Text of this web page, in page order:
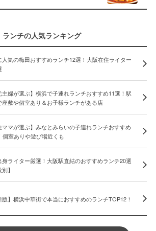
ランチの人気ランキング
人気の梅田おすすめランチ12選！大阪在住ライター
主婦が選ぶ】横浜で子連れランチおすすめ11選！駅
座敷や個室あり＆お子様ランチがある店
ママが選ぶ】みなとみらいの子連れランチおすすめ
個室ありや遊び場近くも
身ライター厳選！大阪駅直結のおすすめランチ20選
】
版】横浜中華街で本当におすすめのランチTOP12！